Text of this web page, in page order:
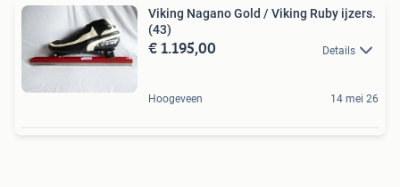
Viking Nagano Gold / Viking Ruby ijzers.
(43)
€ 1.195,00 Details
Hoogeveen 14 mei 26